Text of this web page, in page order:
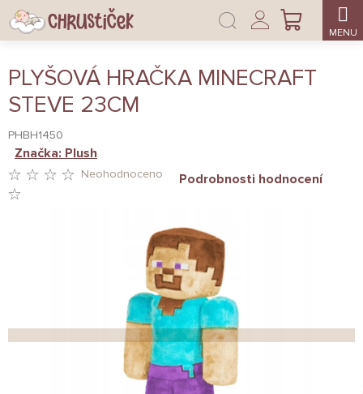
Přejít
na
obsah
NÁKUPNÍ
Přihlášení
PLYŠOVÁ HRAČKA MINECRAFT
STEVE 23CM
PHBH1450
HVĚZDIČEK.
Neohodnoceno Podrobnosti hodnocení
Značka: Plush